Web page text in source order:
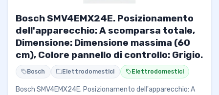
Bosch SMV4EMX24E. Posizionamento
dell'apparecchio: A scomparsa totale,
Dimensione: Dimensione massima (60
cm), Colore pannello di controllo: Grigio.
Bosch Elettrodomestici Elettrodomestici
Bosch SMV4EMX24E. Posizionamento dell'apparecchio: A